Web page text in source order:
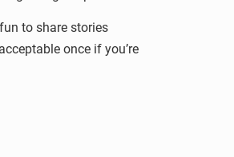
to share stories
once if you’re